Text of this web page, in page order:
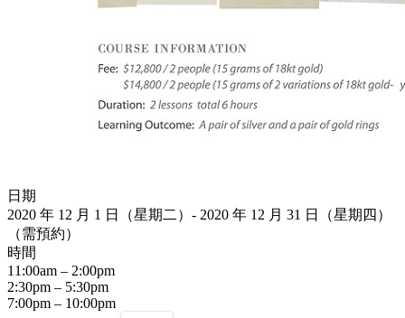
日期
2020 年 12 月 1 日（星期二）- 2020 年 12 月 31 日（星期四）
（需預約）
時間
11:00am – 2:00pm
2:30pm – 5:30pm
7:00pm – 10:00pm